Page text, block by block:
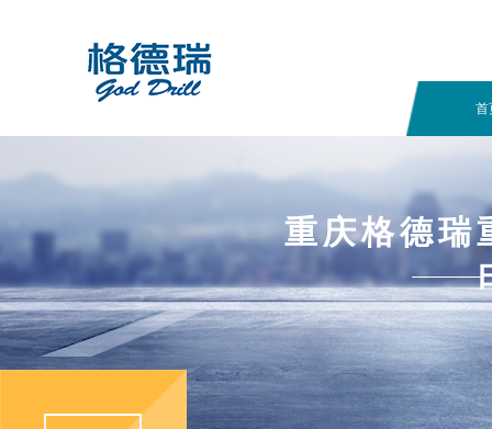
首
重庆格德瑞